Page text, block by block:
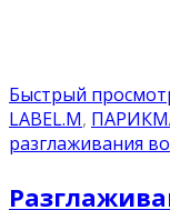
Быстрый
LABEL.M,
разглаживания